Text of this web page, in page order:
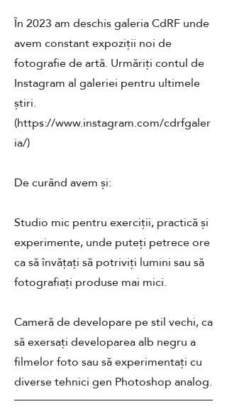
În 2023 am deschis galeria CdRF unde
avem constant expoziții noi de
fotografie de artă. Urmăriți contul de
Instagram al galeriei pentru ultimele
știri.
(https://www.instagram.com/cdrfgaler
ia/)
De curând avem și:
Studio mic pentru exerciții, practică și
experimente, unde puteți petrece ore
ca să învățați să potriviți lumini sau să
fotografiați produse mai mici.
Cameră de developare pe stil vechi, ca
să exersați developarea alb negru a
filmelor foto sau să experimentați cu
diverse tehnici gen Photoshop analog.